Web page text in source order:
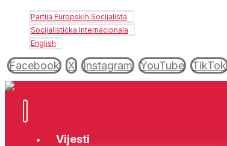
Partija Europskih Socijalista
Socijalistička Internacionala
English
Facebook X Instagram YouTube TikTok
Vijesti